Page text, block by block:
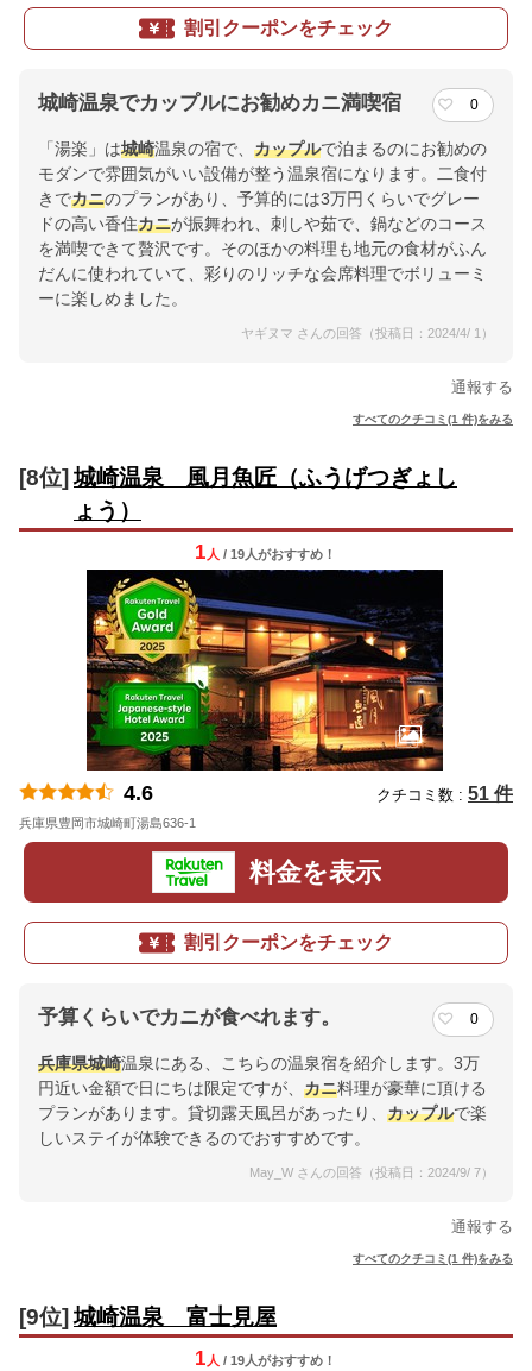
割引クーポンをチェック
城崎温泉でカップルにお勧めカニ満喫宿 0
「湯楽」は城崎温泉の宿で、 カップルで泊まるのにお勧めの
モダンで雰囲気がいい設備が整う温泉宿になります。二食付
きでカニのプランがあり、予算的には3万円くらいでグレー
ドの高い香住カニが振舞われ、刺しや茹で、鍋などのコース
を満喫できて贅沢です。そのほかの料理も地元の食材がふん
だんに使われていて、彩りのリッチな会席料理でボリューミ
ーに楽しめました。
ヤギヌマ さんの回答（投稿日：2024/4/ 1）
通報する
すべてのクチコミ(1 件)をみる
[8位] 城崎温泉 風月魚匠（ふうげつぎょし
ょう）
1 人 / 19人がおすすめ！
4.6 クチコミ数 : 51 件
兵庫県豊岡市城崎町湯島636-1
料金を表示
割引クーポンをチェック
予算くらいでカニが食べれます。 0
兵庫県城崎温泉にある、こちらの温泉宿を紹介します。3万
円近い金額で日にちは限定ですが、 カニ料理が豪華に頂ける
プランがあります。貸切露天風呂があったり、 カップルで楽
しいステイが体験できるのでおすすめです。
May_W さんの回答（投稿日：2024/9/ 7）
通報する
すべてのクチコミ(1 件)をみる
[9位] 城崎温泉 富士見屋
1 人 / 19人がおすすめ！